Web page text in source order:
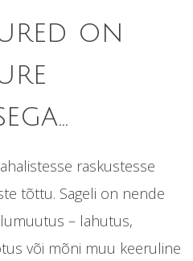
on
raskustesse
tõttu. Sageli on nende
– lahutus,
või mõni muu keeruline